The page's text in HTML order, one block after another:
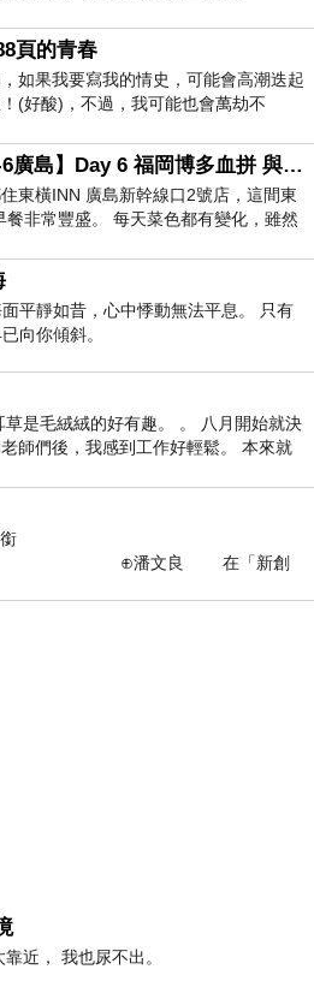
頁的青春
如果我要寫我的情史，可能會高潮迭起
(好酸)，不過，我可能也會萬劫不
跪鍵盤還是被判了花心的罪
【2026-6廣島】Day 6 福岡博多血拼 與機場接送少年司機深夜對談
東橫INN 廣島新幹線口2號店，這間東
餐非常豐盛。 每天菜色都有變化，雖然
員拿出料理包加熱，但
平靜如昔，心中悸動無法平息。 只有
向你傾斜。
是毛絨絨的好有趣。 。 八月開始就決
師們後，我感到工作好輕鬆。 本來就
作啊。 真
在「新創
近， 我也尿不出。